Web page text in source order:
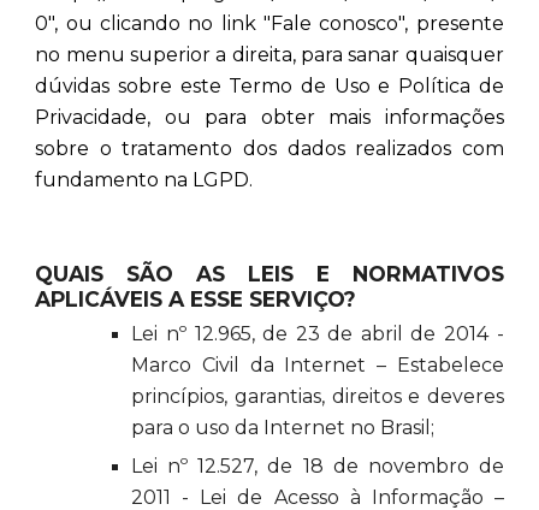
0", ou clicando no link "Fale conosco", presente
no menu superior a direita, para sanar quaisquer
dúvidas sobre este Termo de Uso e Política de
Privacidade, ou para obter mais informações
sobre o tratamento dos dados realizados com
fundamento na LGPD.
QUAIS SÃO AS LEIS E NORMATIVOS
APLICÁVEIS A ESSE SERVIÇO?
Lei nº 12.965, de 23 de abril de 2014 -
Marco Civil da Internet – Estabelece
princípios, garantias, direitos e deveres
para o uso da Internet no Brasil;
Lei nº 12.527, de 18 de novembro de
2011 - Lei de Acesso à Informação –